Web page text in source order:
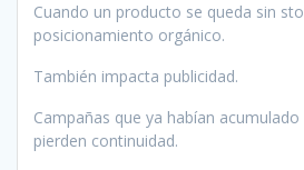
Cuando un producto se queda sin
posicionamiento orgánico.
También impacta publicidad.
Campañas que ya habían
pierden continuidad.